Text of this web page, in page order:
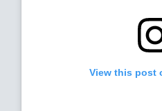
View this post